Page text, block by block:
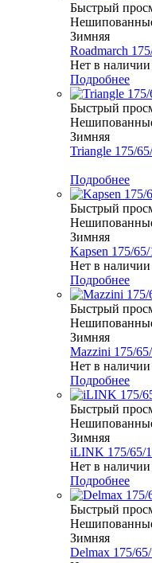
Быстрый
Зимняя
Roadmarch
Нет в наличии
Подробнее
Быстрый
Зимняя
Triangle 175/
Подробнее
Быстрый
Зимняя
Kapsen 175/
Нет в наличии
Подробнее
Быстрый
Зимняя
Mazzini 175/
Нет в наличии
Подробнее
Быстрый
Зимняя
iLINK 175/65/
Нет в наличии
Подробнее
Быстрый
Зимняя
Delmax 175/